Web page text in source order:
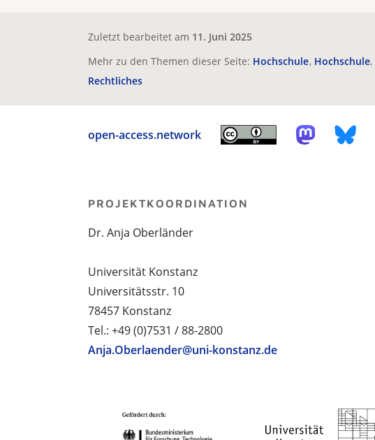
Zuletzt bearbeitet am 11. Juni 2025
Mehr zu den Themen dieser Seite: Hochschule Hochschule
Rechtliches
open-access.network
PROJEKTKOORDINATION
Dr. Anja Oberländer
Universität Konstanz
Universitätsstr. 10
78457 Konstanz
Tel.: +49 (0)7531 / 88-2800
Anja.Oberlaender@uni-konstanz.de